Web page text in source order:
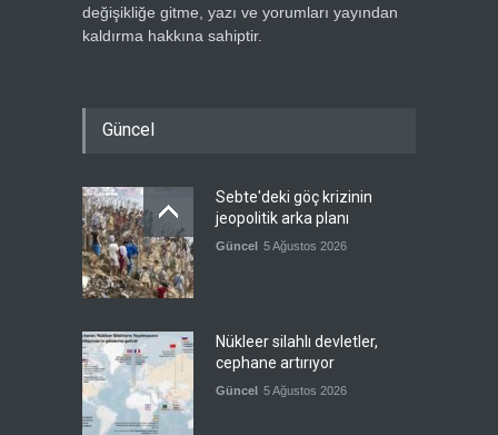
değişikliğe gitme, yazı ve yorumları yayından
kaldırma hakkına sahiptir.
Güncel
Sebte'deki göç krizinin
jeopolitik arka planı
Güncel 5 Ağustos 2026
Nükleer silahlı devletler,
cephane artırıyor
Güncel 5 Ağustos 2026